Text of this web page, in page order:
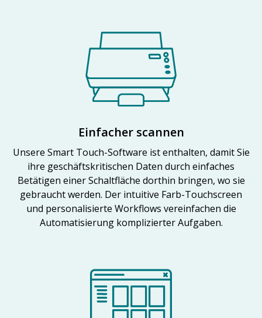
Einfacher scannen
Unsere Smart Touch-Software ist enthalten, damit Sie
ihre geschäftskritischen Daten durch einfaches
Betätigen einer Schaltfläche dorthin bringen, wo sie
gebraucht werden. Der intuitive Farb-Touchscreen
und personalisierte Workflows vereinfachen die
Automatisierung komplizierter Aufgaben.